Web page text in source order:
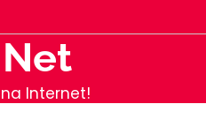
Internet!